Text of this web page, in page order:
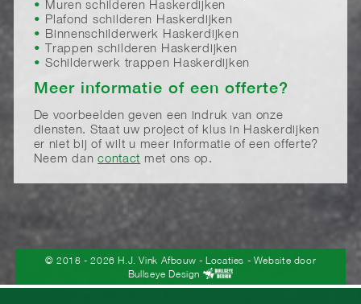
Muren schilderen Haskerdijken
Plafond schilderen Haskerdijken
Binnenschilderwerk Haskerdijken
Trappen schilderen Haskerdijken
Schilderwerk trappen Haskerdijken
Meer informatie of een offerte?
De voorbeelden geven een indruk van onze
diensten. Staat uw project of klus in Haskerdijken
er niet bij of wilt u meer informatie of een offerte?
Neem dancontact met ons op.
© 2018 - 2026 H.J. Vink Afbouw - Locaties - Website door
Bullseye Design